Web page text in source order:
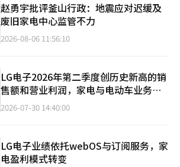
赵勇宇批评釜山行政：地震应对迟缓及
废旧家电中心监管不力
2026-08-06 11:56:10
LG电子2026年第二季度创历史新高的销
售额和营业利润，家电与电动车业务双
双增长
2026-07-30 14:40:00
LG电子业绩依托webOS与订阅服务，家
电盈利模式转变